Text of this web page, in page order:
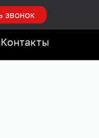
звонок
Контакты